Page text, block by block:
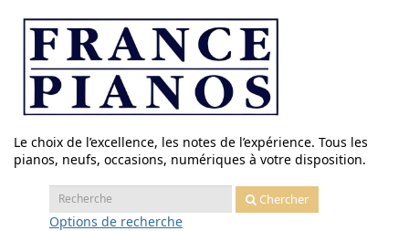
contenu
Le choix de l’excellence, les notes de l’expérience. Tous les
pianos, neufs, occasions, numériques à votre disposition.
Recherche
:
Chercher
Options de recherche